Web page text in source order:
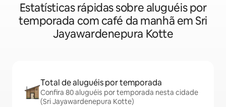
Estatísticas rápidas sobre aluguéis por
temporada com café da manhã em Sri
Jayawardenepura Kotte
Total de aluguéis por temporada
Confira 80 aluguéis por temporada nesta cidade
(Sri Jayawardenepura Kotte)